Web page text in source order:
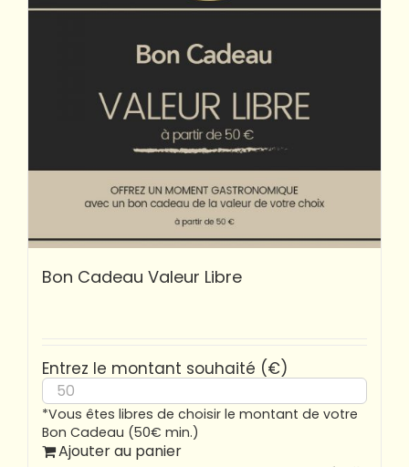
Bon Cadeau Valeur Libre
Entrez le montant souhaité (€)
*Vous êtes libres de choisir le montant de votre
Bon Cadeau (50€ min.)
Ajouter au panier